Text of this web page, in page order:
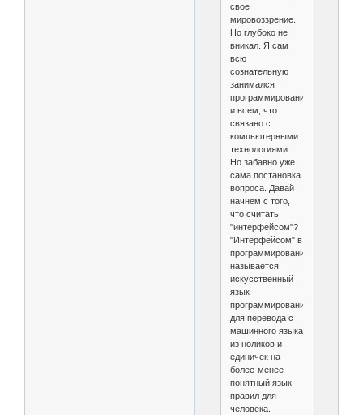
свое
мировоззрение.
Но глубоко не
вникал. Я сам
всю
сознательную
занимался
программированием
и всем, что
связано с
компьютерными
технологиями.
Но забавно уже
сама постановка
вопроса. Давай
начнем с того,
что считать
"интерфейсом"?
"Интерфейсом" в
программировании
называется
искусственный
язык
программирования
для перевода с
машинного языка
из ноликов и
единичек на
более-менее
понятный язык
правил для
человека.